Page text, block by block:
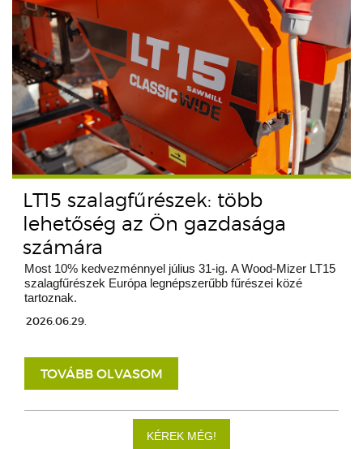
LT15 szalagfűrészek: több
lehetőség az Ön gazdasága
számára
Most 10% kedvezménnyel július 31-ig. A Wood-Mizer LT15
szalagfűrészek Európa legnépszerűbb fűrészei közé
tartoznak.
2026.06.29.
TOVÁBB OLVASOM
KÉREK MÉG!